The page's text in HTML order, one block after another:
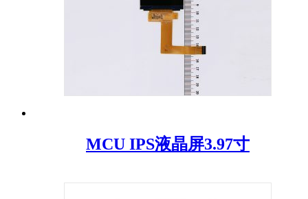
MCU IPS液晶屏3.97寸